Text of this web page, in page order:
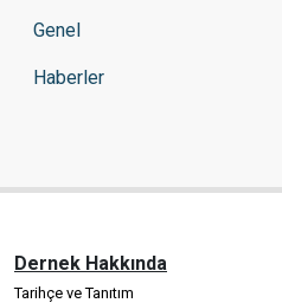
Genel
Haberler
Dernek Hakkında
Tarihçe ve Tanıtım